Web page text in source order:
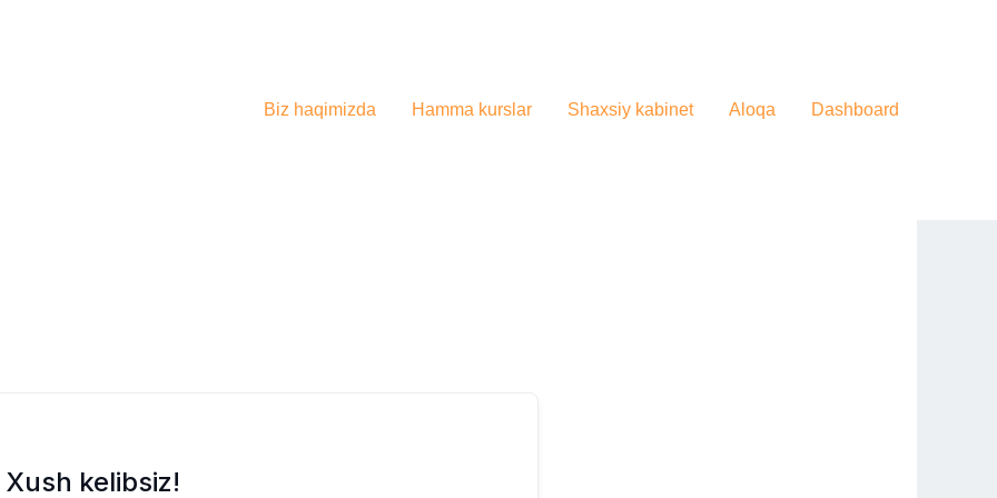
Biz haqimizda Hamma kurslar Shaxsiy kabinet Aloqa Dashboard
Xush kelibsiz!